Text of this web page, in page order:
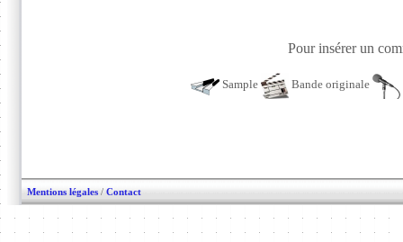
Pour insérer un
Sample Bande originale
Mentions légales / Contact